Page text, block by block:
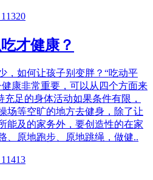
才健康？
，如何让孩子别变胖？“吃动平
康非常重要，可以从四个方面来
足的身体活动如果条件有限，
场等空旷的地方去健身，除了让
能及的家务外，要创造性的在家
、原地跑步、原地跳绳，做健..